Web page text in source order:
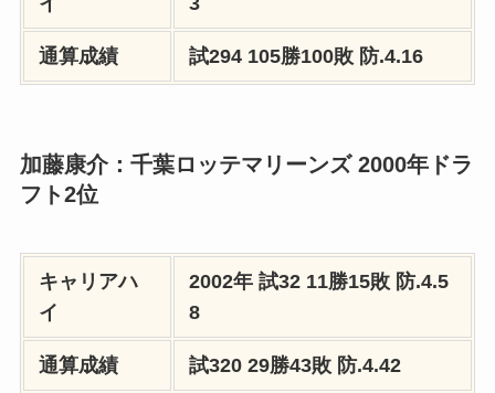
通算成績 試294 105勝100敗 防.4.16
加藤康介：千葉ロッテマリーンズ 2000年ドラ
フト2位
キャリアハ
イ
2002年試32 11勝15敗 防.4.5
8
通算成績 試320 29勝43敗 防.4.42